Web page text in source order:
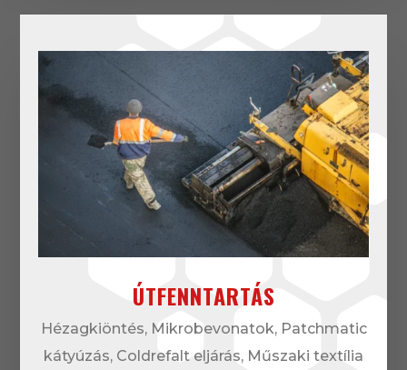
ÚTFENNTARTÁS
Hézagkiöntés, Mikrobevonatok, Patchmatic
kátyúzás, Coldrefalt eljárás, Műszaki textília